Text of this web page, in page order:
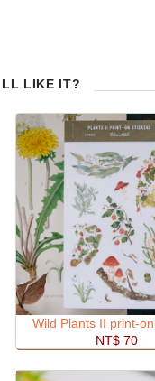
LIKE IT?
Wild Plants II print-
NT$ 70